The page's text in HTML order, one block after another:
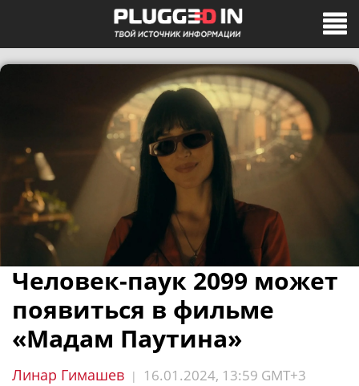
Человек-паук 2099 может
появиться в фильме
«Мадам Паутина»
Линар Гимашев | 16.01.2024, 13:59 GMT+3